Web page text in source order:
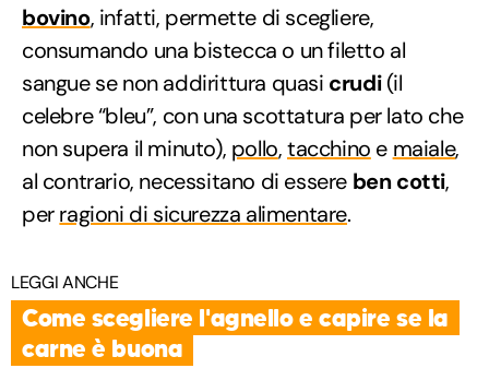
bovino, infatti, permette di scegliere,
consumando una bistecca o un filetto al
sangue se non addirittura quasi crudi(il
celebre “bleu”, con una scottatura per lato che
non supera il minuto), pollo,tacchino e maiale,
al contrario, necessitano di essere ben cotti,
perragioni di sicurezza alimentare.
LEGGI ANCHE
Come scegliere l'agnello e capire se la
carne è buona